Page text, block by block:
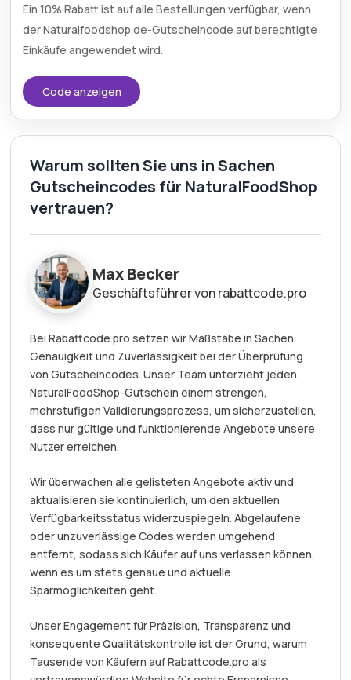
Ein 10% Rabatt ist auf alle Bestellungen verfügbar, wenn
der Naturalfoodshop.de-Gutscheincode auf berechtigte
Einkäufe angewendet wird.
Code anzeigen
Warum sollten Sie uns in Sachen
Gutscheincodes für NaturalFoodShop
vertrauen?
Max Becker
Geschäftsführer von rabattcode.pro
Bei Rabattcode.pro setzen wir Maßstäbe in Sachen
Genauigkeit und Zuverlässigkeit bei der Überprüfung
von Gutscheincodes. Unser Team unterzieht jeden
NaturalFoodShop-Gutschein einem strengen,
mehrstufigen Validierungsprozess, um sicherzustellen,
dass nur gültige und funktionierende Angebote unsere
Nutzer erreichen.
Wir überwachen alle gelisteten Angebote aktiv und
aktualisieren sie kontinuierlich, um den aktuellen
Verfügbarkeitsstatus widerzuspiegeln. Abgelaufene
oder unzuverlässige Codes werden umgehend
entfernt, sodass sich Käufer auf uns verlassen können,
wenn es um stets genaue und aktuelle
Sparmöglichkeiten geht.
Unser Engagement für Präzision, Transparenz und
konsequente Qualitätskontrolle ist der Grund, warum
Tausende von Käufern auf Rabattcode.pro als